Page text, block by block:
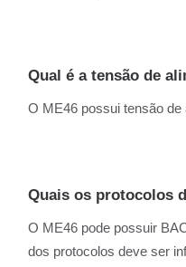
Qual é a tensão de
O ME46 possui tensão de
Quais os protocolos
O ME46 pode possuir
dos protocolos deve ser